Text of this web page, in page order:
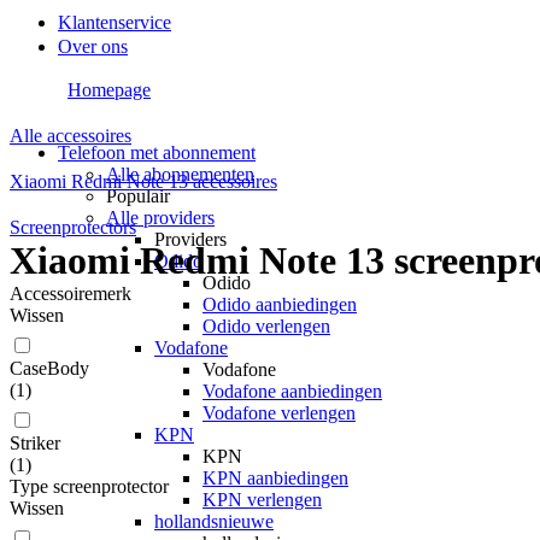
Klantenservice
Over ons
Telefoon met abonnement
Alle abonnementen
Populair
Alle providers
Providers
Odido
Odido
Odido aanbiedingen
Odido verlengen
Vodafone
Vodafone
Vodafone aanbiedingen
Vodafone verlengen
KPN
KPN
KPN aanbiedingen
KPN verlengen
hollandsnieuwe
Homepage
Alle accessoires
Xiaomi Redmi Note 13 accessoires
Screenprotectors
Xiaomi Redmi Note 13
Accessoiremerk
Wissen
CaseBody
(1)
Striker
(1)
Type screenprotector
Wissen